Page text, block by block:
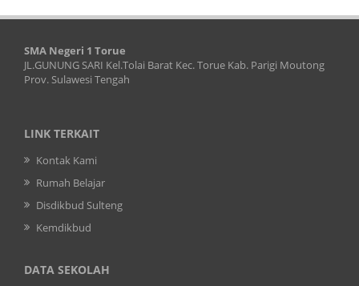
SMA Negeri 1 Torue
JL.GUNUNG SARI Kel.Tolai Barat Kec. Torue Kab. Parigi Moutong
Prov. Sulawesi Tengah
LINK TERKAIT
Kontak Kami
Rumah Belajar
Disdikbud Sulteng
Kemdikbud
DATA SEKOLAH